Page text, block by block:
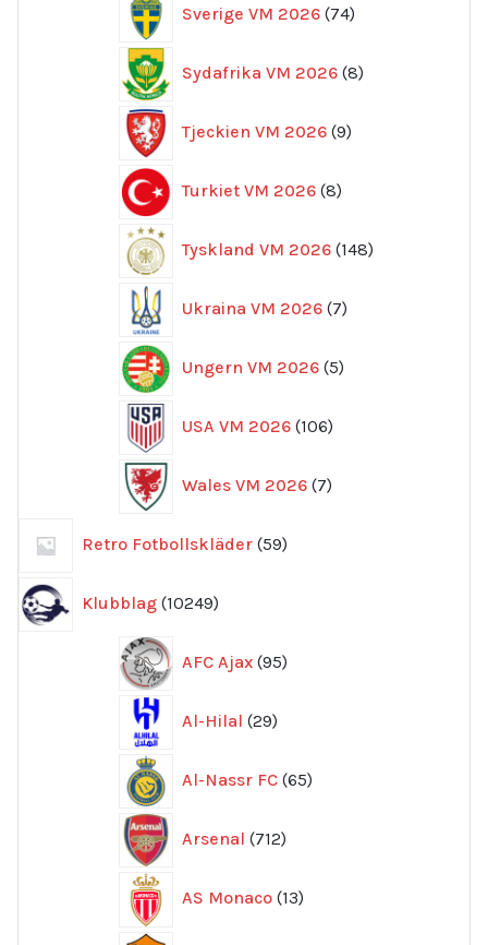
Sverige VM 2026 74
produkter
Sydafrika VM 2026 8
produkter
Tjeckien VM 2026 9
produkter
Turkiet VM 2026 8
produkter
Tyskland VM 2026 148
produkter
Ukraina VM 2026 7
produkter
Ungern VM 2026 5
produkter
USA VM 2026 106
produkter
Wales VM 2026 7
produkter
Retro Fotbollskläder 59
produkter
Klubblag 10249
produkter
AFC Ajax 95
produkter
Al-Hilal 29
produkter
Al-Nassr FC 65
produkter
Arsenal 712
produkter
AS Monaco 13
produkter